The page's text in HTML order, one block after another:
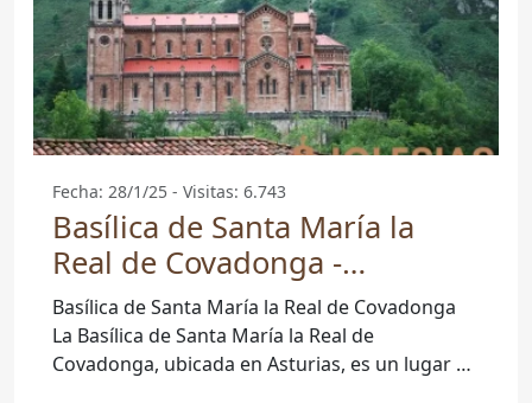
Fecha: 28/1/25 - Visitas: 6.743
Basílica de Santa María la
Real de Covadonga -
Covadonga
Basílica de Santa María la Real de Covadonga
La Basílica de Santa María la Real de
Covadonga, ubicada en Asturias, es un lugar de